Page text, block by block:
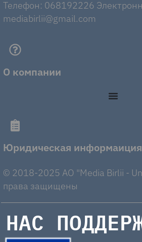
Телефон: 068192226
mediabirlii@gmail.com
О компании
Юридическая информаиция
© 2018-2025 AO "Media Birlii -
права защищены
НАС